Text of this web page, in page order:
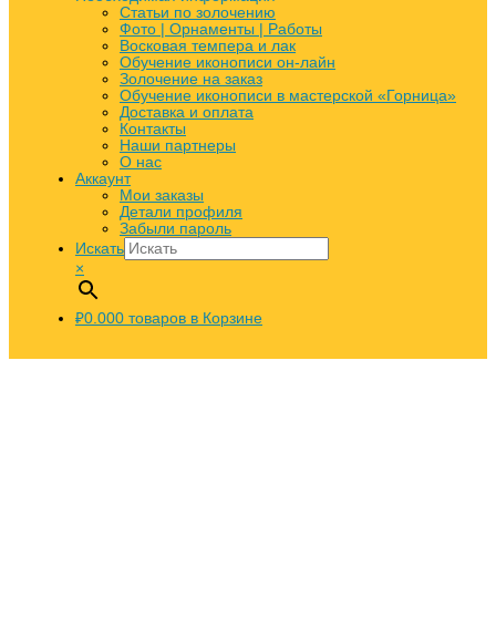
Статьи по золочению
Фото | Орнаменты | Работы
Восковая темпера и лак
Обучение иконописи он-лайн
Золочение на заказ
Обучение иконописи в мастерской «Горница»
Доставка и оплата
Контакты
Наши партнеры
О нас
Аккаунт
Мои заказы
Детали профиля
Забыли пароль
Искать
×
₽0.000 товаров в Корзине